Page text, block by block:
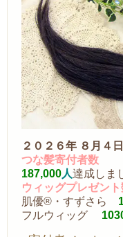
２０２６年 ８月４日
つな髪寄付者数
187,000人達成しま
ウィッグプレゼント
肌優®・すずさら
フルウィッグ